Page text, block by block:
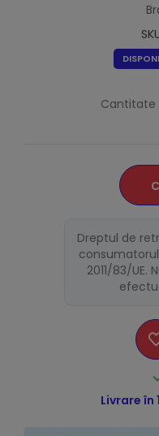
Cantitate
Dreptul de
2011/83/UE.
Livrare în